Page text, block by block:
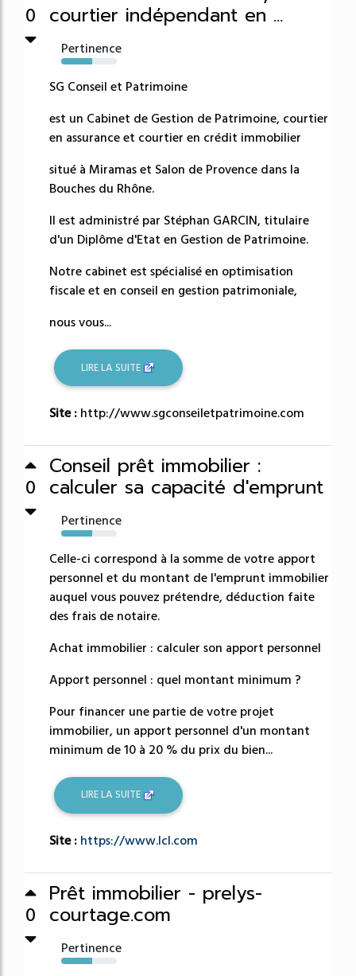
0 courtier indépendant en ...
Pertinence
56%
SG Conseil et Patrimoine
est un Cabinet de Gestion de Patrimoine, courtier
en assurance et courtier en crédit immobilier
situé à Miramas et Salon de Provence dans la
Bouches du Rhône.
Il est administré par Stéphan GARCIN, titulaire
d'un Diplôme d'Etat en Gestion de Patrimoine.
Notre cabinet est spécialisé en optimisation
fiscale et en conseil en gestion patrimoniale,
nous vous...
LIRE LA SUITE
Site : http://www.sgconseiletpatrimoine.com
0
Conseil prêt immobilier :
calculer sa capacité d'emprunt
Pertinence
56%
Celle-ci correspond à la somme de votre apport
personnel et du montant de l'emprunt immobilier
auquel vous pouvez prétendre, déduction faite
des frais de notaire.
Achat immobilier : calculer son apport personnel
Apport personnel : quel montant minimum ?
Pour financer une partie de votre projet
immobilier, un apport personnel d'un montant
minimum de 10 à 20 % du prix du bien...
LIRE LA SUITE
Site : https://www.lcl.com
0
Prêt immobilier - prelys-
courtage.com
Pertinence
55%